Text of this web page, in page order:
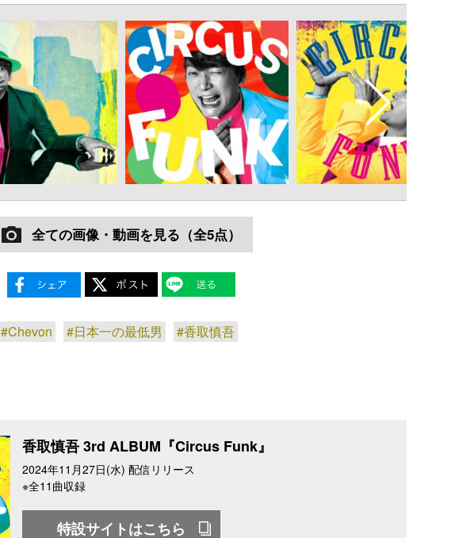
全ての画像・動画を見る（全5点）
#Chevon #日本一の最低男 #香取慎吾
香取慎吾 3rd ALBUM『Circus Funk』
2024年11月27日(水) 配信リリース
※全11曲収録
特設サイトはこちら